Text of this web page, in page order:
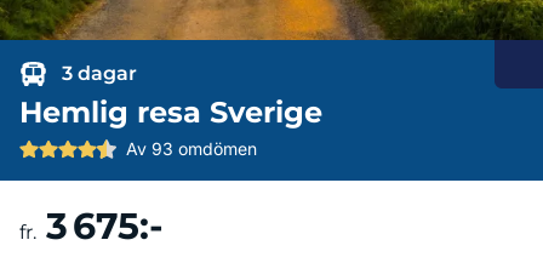
3 dagar
Hemlig resa Sverige
Av 93 omdömen
fr. 3 675:-